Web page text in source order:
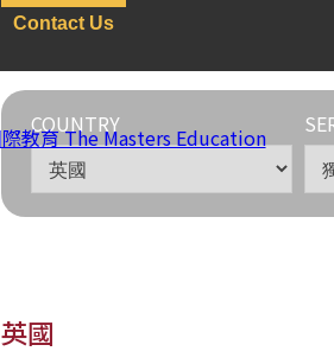
Contact Us
COUNTRY
英國